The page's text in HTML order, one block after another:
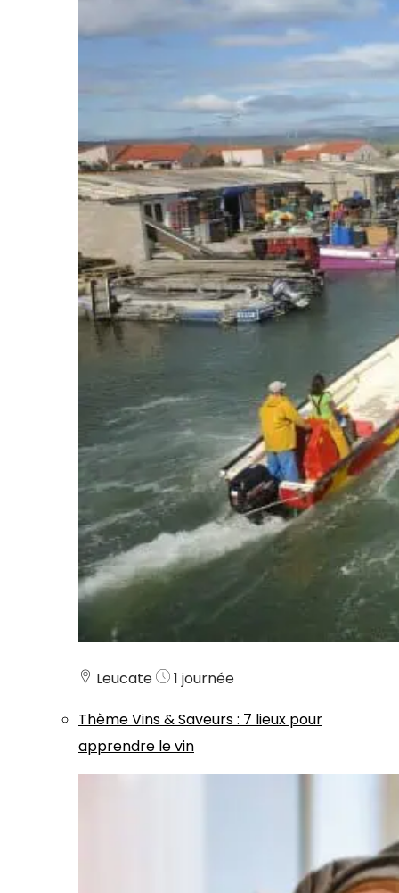
Leucate
1 journée
ThèmeVins & Saveurs: 7 lieux pour
apprendre le vin